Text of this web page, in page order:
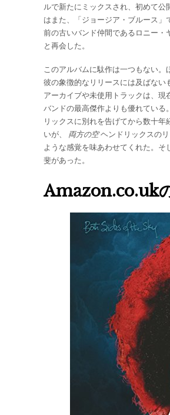
ルで新たにミックスされ、初めて公
はまた、「ジョージア・ブルース」
前の古いバンド仲間であるロニー・
と再会した。
このアルバムに駄作は一つもない。
彼の象徴的なリリースには及ばない
アーカイブや未使用トラックは、現
バンドの最高傑作よりも優れている
リックスに別れを告げてから数十年
いが、 両方の空ヘンドリックスの
ような感覚を味あわせてくれた。そ
斐があった。
Amazon.co.uk